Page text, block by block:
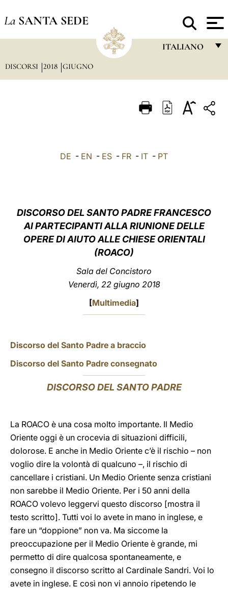
La SANTA SEDE
ITALIANO
ITALIANO
中文
LATINE
DISCORSI 2018 GIUGNO
DE - EN - ES - FR - IT - PT
DISCORSO DEL SANTO PADRE FRANCESCO
AI PARTECIPANTI ALLA RIUNIONE DELLE
OPERE DI AIUTO ALLE CHIESE ORIENTALI
(ROACO)
Sala del Concistoro
Venerdì, 22 giugno 2018
[Multimedia]
Discorso del Santo Padre a braccio
Discorso del Santo Padre consegnato
DISCORSO DEL SANTO PADRE
La ROACO è una cosa molto importante. Il Medio
Oriente oggi è un crocevia di situazioni difficili,
dolorose. E anche in Medio Oriente c’è il rischio – non
voglio dire la volontà di qualcuno –, il rischio di
cancellare i cristiani. Un Medio Oriente senza cristiani
non sarebbe il Medio Oriente. Per i 50 anni della
ROACO volevo leggervi questo discorso [mostra il
testo scritto]. Tutti voi lo avete in mano in inglese, e
fare un “doppione” non va. Ma siccome la
preoccupazione per il Medio Oriente è grande, mi
permetto di dire qualcosa spontaneamente, e
consegno il discorso scritto al Cardinale Sandri. Voi lo
avete in inglese. E così non vi annoio ripetendo le